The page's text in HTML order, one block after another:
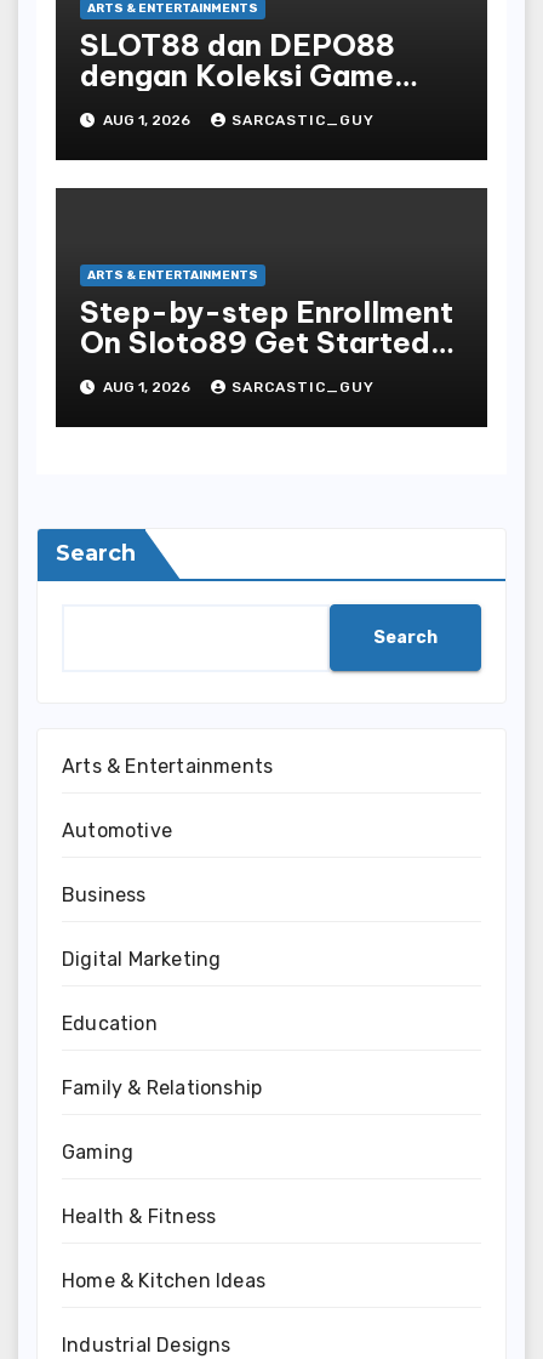
ARTS & ENTERTAINMENTS
SLOT88 dan DEPO88
dengan Koleksi Game
Favorit yang Lengkap
AUG 1, 2026 SARCASTIC_GUY
ARTS & ENTERTAINMENTS
Step-by-step Enrollment
On Sloto89 Get Started
Nowadays
AUG 1, 2026 SARCASTIC_GUY
Search
Search
Arts & Entertainments
Automotive
Business
Digital Marketing
Education
Family & Relationship
Gaming
Health & Fitness
Home & Kitchen Ideas
Industrial Designs